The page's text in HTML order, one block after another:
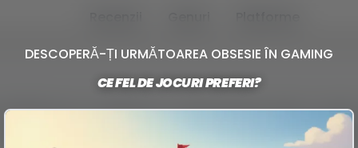
sau a colabora cu alți oameni reali, nu
necunoscuți din toate colțurile lumii,
DESCOPERĂ-ȚI URMĂTOAREA OBSESIE ÎN GAMING
CE FEL DE JOCURI PREFERI?